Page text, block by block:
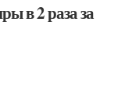
в 2 раза за